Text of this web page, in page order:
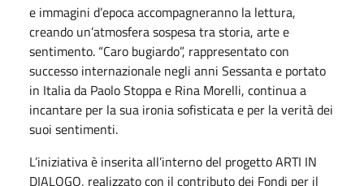
e immagini d’epoca accompagneranno la lettura,
creando un’atmosfera sospesa tra storia, arte e
sentimento. “Caro bugiardo”, rappresentato con
successo internazionale negli anni Sessanta e portato
in Italia da Paolo Stoppa e Rina Morelli, continua a
incantare per la sua ironia sofisticata e per la verità dei
suoi sentimenti.
L’iniziativa è inserita all’interno del progetto ARTI IN
DIALOGO, realizzato con il contributo dei Fondi per il